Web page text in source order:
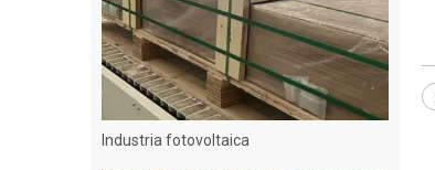
Industria fotovoltaica